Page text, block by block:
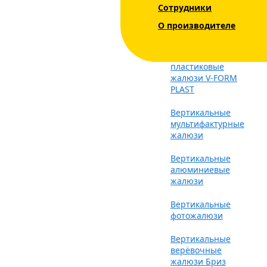
Сотрудники
О производителе
Вертикальные
V-FORM
пластиковые
жалюзи V-FORM
PLAST
Вертикальные
мультифактурные
жалюзи
Вертикальные
алюминиевые
жалюзи
Вертикальные
фотожалюзи
Вертикальные
верёвочные
жалюзи Бриз